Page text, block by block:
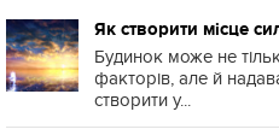
Як створити місце
Будинок може не
факторів, але й
створити у...